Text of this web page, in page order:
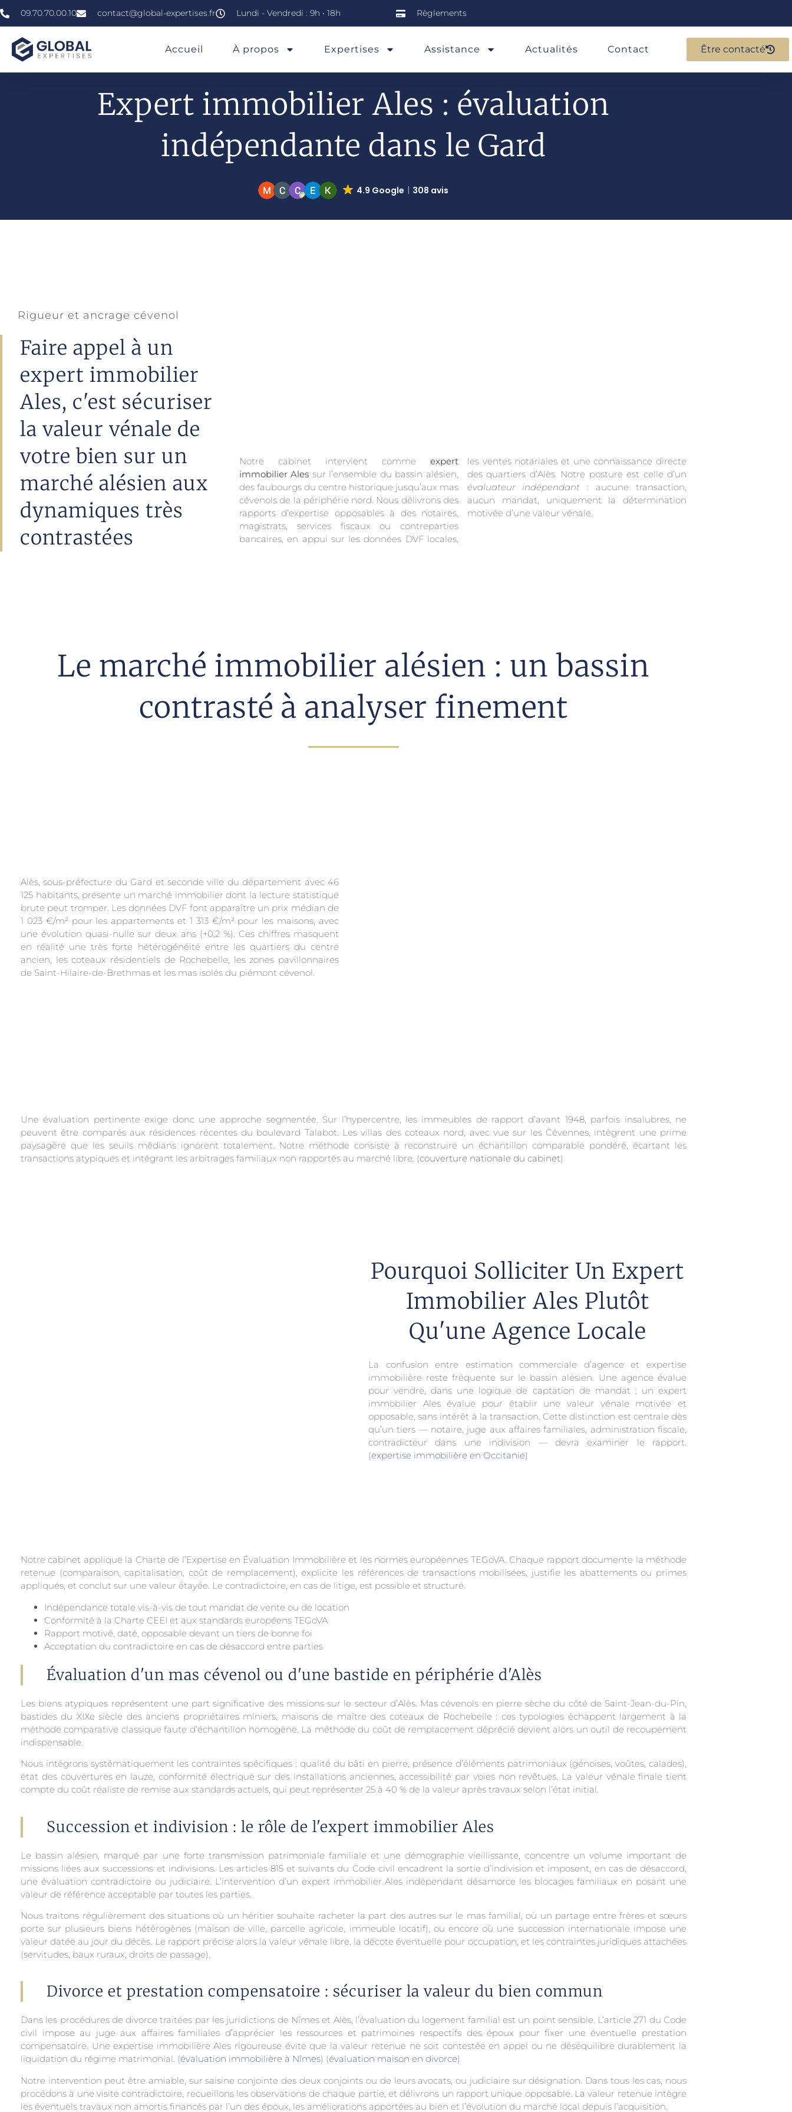
09.70.70.00.10 contact@global-expertises.fr Lundi - Vendredi : 9h • 18h Règlements
Accueil À propos Expertises Assistance Actualités Contact Être contacté
Expert immobilier Ales : évaluation
indépendante dans le Gard
»»»Expertise Immobilière À Alès
4.9 Google 308 avis
Rigueur et ancrage cévenol
Faire appel à un
expert immobilier
Ales, c'est sécuriser
la valeur vénale de
votre bien sur un
marché alésien aux
dynamiques très
contrastées
Notre cabinet intervient comme expert
immobilier Ales sur l’ensemble du bassin alésien,
des faubourgs du centre historique jusqu’aux mas
cévenols de la périphérie nord. Nous délivrons des
rapports d’expertise opposables à des notaires,
magistrats, services fiscaux ou contreparties
bancaires, en appui sur les données DVF locales,
les ventes notariales et une connaissance directe
des quartiers d’Alès. Notre posture est celle d’un
évaluateur indépendant : aucune transaction,
aucun mandat, uniquement la détermination
motivée d’une valeur vénale.
Le marché immobilier alésien : un bassin
contrasté à analyser finement
Alès, sous-préfecture du Gard et seconde ville du département avec 46
125 habitants, présente un marché immobilier dont la lecture statistique
brute peut tromper. Les données DVF font apparaître un prix médian de
1 023 €/m² pour les appartements et 1 313 €/m² pour les maisons, avec
une évolution quasi-nulle sur deux ans (+0,2 %). Ces chiffres masquent
en réalité une très forte hétérogénéité entre les quartiers du centre
ancien, les coteaux résidentiels de Rochebelle, les zones pavillonnaires
de Saint-Hilaire-de-Brethmas et les mas isolés du piémont cévenol.
Une évaluation pertinente exige donc une approche segmentée. Sur l’hypercentre, les immeubles de rapport d’avant 1948, parfois insalubres, ne
peuvent être comparés aux résidences récentes du boulevard Talabot. Les villas des coteaux nord, avec vue sur les Cévennes, intègrent une prime
paysagère que les seuils médians ignorent totalement. Notre méthode consiste à reconstruire un échantillon comparable pondéré, écartant les
transactions atypiques et intégrant les arbitrages familiaux non rapportés au marché libre. (couverture nationale du cabinet)
Pourquoi Solliciter Un Expert
Immobilier Ales Plutôt
Qu'une Agence Locale
La confusion entre estimation commerciale d’agence et expertise
immobilière reste fréquente sur le bassin alésien. Une agence évalue
pour vendre, dans une logique de captation de mandat ; un expert
immobilier Ales évalue pour établir une valeur vénale motivée et
opposable, sans intérêt à la transaction. Cette distinction est centrale dès
qu’un tiers — notaire, juge aux affaires familiales, administration fiscale,
contradicteur dans une indivision — devra examiner le rapport.
(expertise immobilière en Occitanie)
Notre cabinet applique la Charte de l’Expertise en Évaluation Immobilière et les normes européennes TEGoVA. Chaque rapport documente la méthode
retenue (comparaison, capitalisation, coût de remplacement), explicite les références de transactions mobilisées, justifie les abattements ou primes
appliqués, et conclut sur une valeur étayée. Le contradictoire, en cas de litige, est possible et structuré.
Indépendance totale vis-à-vis de tout mandat de vente ou de location
Conformité à la Charte CEEI et aux standards européens TEGoVA
Rapport motivé, daté, opposable devant un tiers de bonne foi
Acceptation du contradictoire en cas de désaccord entre parties
Évaluation d'un mas cévenol ou d'une bastide en périphérie d'Alès
Les biens atypiques représentent une part significative des missions sur le secteur d’Alès. Mas cévenols en pierre sèche du côté de Saint-Jean-du-Pin,
bastides du XIXe siècle des anciens propriétaires miniers, maisons de maître des coteaux de Rochebelle : ces typologies échappent largement à la
méthode comparative classique faute d’échantillon homogène. La méthode du coût de remplacement déprécié devient alors un outil de recoupement
indispensable.
Nous intégrons systématiquement les contraintes spécifiques : qualité du bâti en pierre, présence d’éléments patrimoniaux (génoises, voûtes, calades),
état des couvertures en lauze, conformité électrique sur des installations anciennes, accessibilité par voies non revêtues. La valeur vénale finale tient
compte du coût réaliste de remise aux standards actuels, qui peut représenter 25 à 40 % de la valeur après travaux selon l’état initial.
Succession et indivision : le rôle de l'expert immobilier Ales
Le bassin alésien, marqué par une forte transmission patrimoniale familiale et une démographie vieillissante, concentre un volume important de
missions liées aux successions et indivisions. Les articles 815 et suivants du Code civil encadrent la sortie d’indivision et imposent, en cas de désaccord,
une évaluation contradictoire ou judiciaire. L’intervention d’un expert immobilier Ales indépendant désamorce les blocages familiaux en posant une
valeur de référence acceptable par toutes les parties.
Nous traitons régulièrement des situations où un héritier souhaite racheter la part des autres sur le mas familial, où un partage entre frères et sœurs
porte sur plusieurs biens hétérogènes (maison de ville, parcelle agricole, immeuble locatif), ou encore où une succession internationale impose une
valeur datée au jour du décès. Le rapport précise alors la valeur vénale libre, la décote éventuelle pour occupation, et les contraintes juridiques attachées
(servitudes, baux ruraux, droits de passage).
Divorce et prestation compensatoire : sécuriser la valeur du bien commun
Dans les procédures de divorce traitées par les juridictions de Nîmes et Alès, l’évaluation du logement familial est un point sensible. L’article 271 du Code
civil impose au juge aux affaires familiales d’apprécier les ressources et patrimoines respectifs des époux pour fixer une éventuelle prestation
compensatoire. Une expertise immobilière Ales rigoureuse évite que la valeur retenue ne soit contestée en appel ou ne déséquilibre durablement la
liquidation du régime matrimonial. (évaluation immobilière à Nîmes) (évaluation maison en divorce)
Notre intervention peut être amiable, sur saisine conjointe des deux conjoints ou de leurs avocats, ou judiciaire sur désignation. Dans tous les cas, nous
procédons à une visite contradictoire, recueillons les observations de chaque partie, et délivrons un rapport unique opposable. La valeur retenue intègre
les éventuels travaux non amortis financés par l’un des époux, les améliorations apportées au bien et l’évolution du marché local depuis l’acquisition.